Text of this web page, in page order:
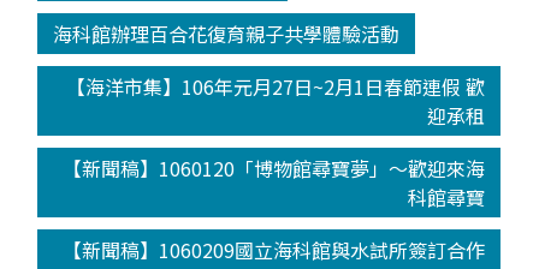
海科館辦理百合花復育親子共學體驗活動
【海洋市集】106年元月27日~2月1日春節連假 歡
迎承租
【新聞稿】1060120「博物館尋寶夢」～歡迎來海
科館尋寶
【新聞稿】1060209國立海科館與水試所簽訂合作